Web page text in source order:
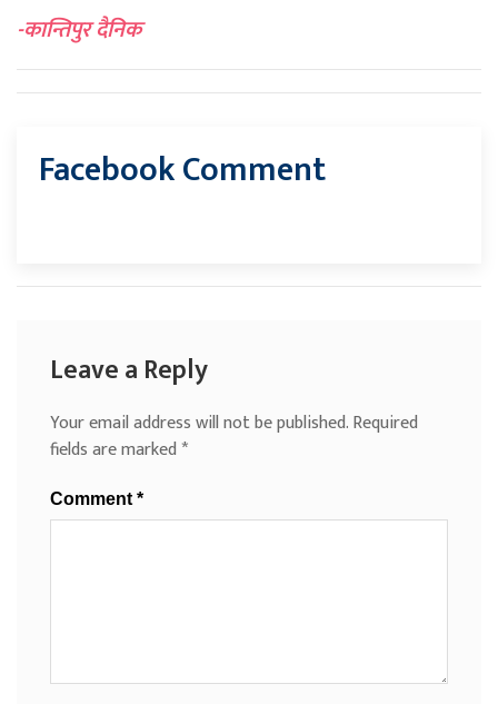
-कान्तिपुर दैनिक
Facebook Comment
Leave a Reply
Your email address will not be published.Required
fields are marked*
Comment *